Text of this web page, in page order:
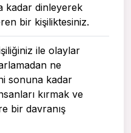
kadar dinleyerek
bir kişiliktesiniz.
ile olaylar
ne
sonuna kadar
kırmak ve
bir davranış